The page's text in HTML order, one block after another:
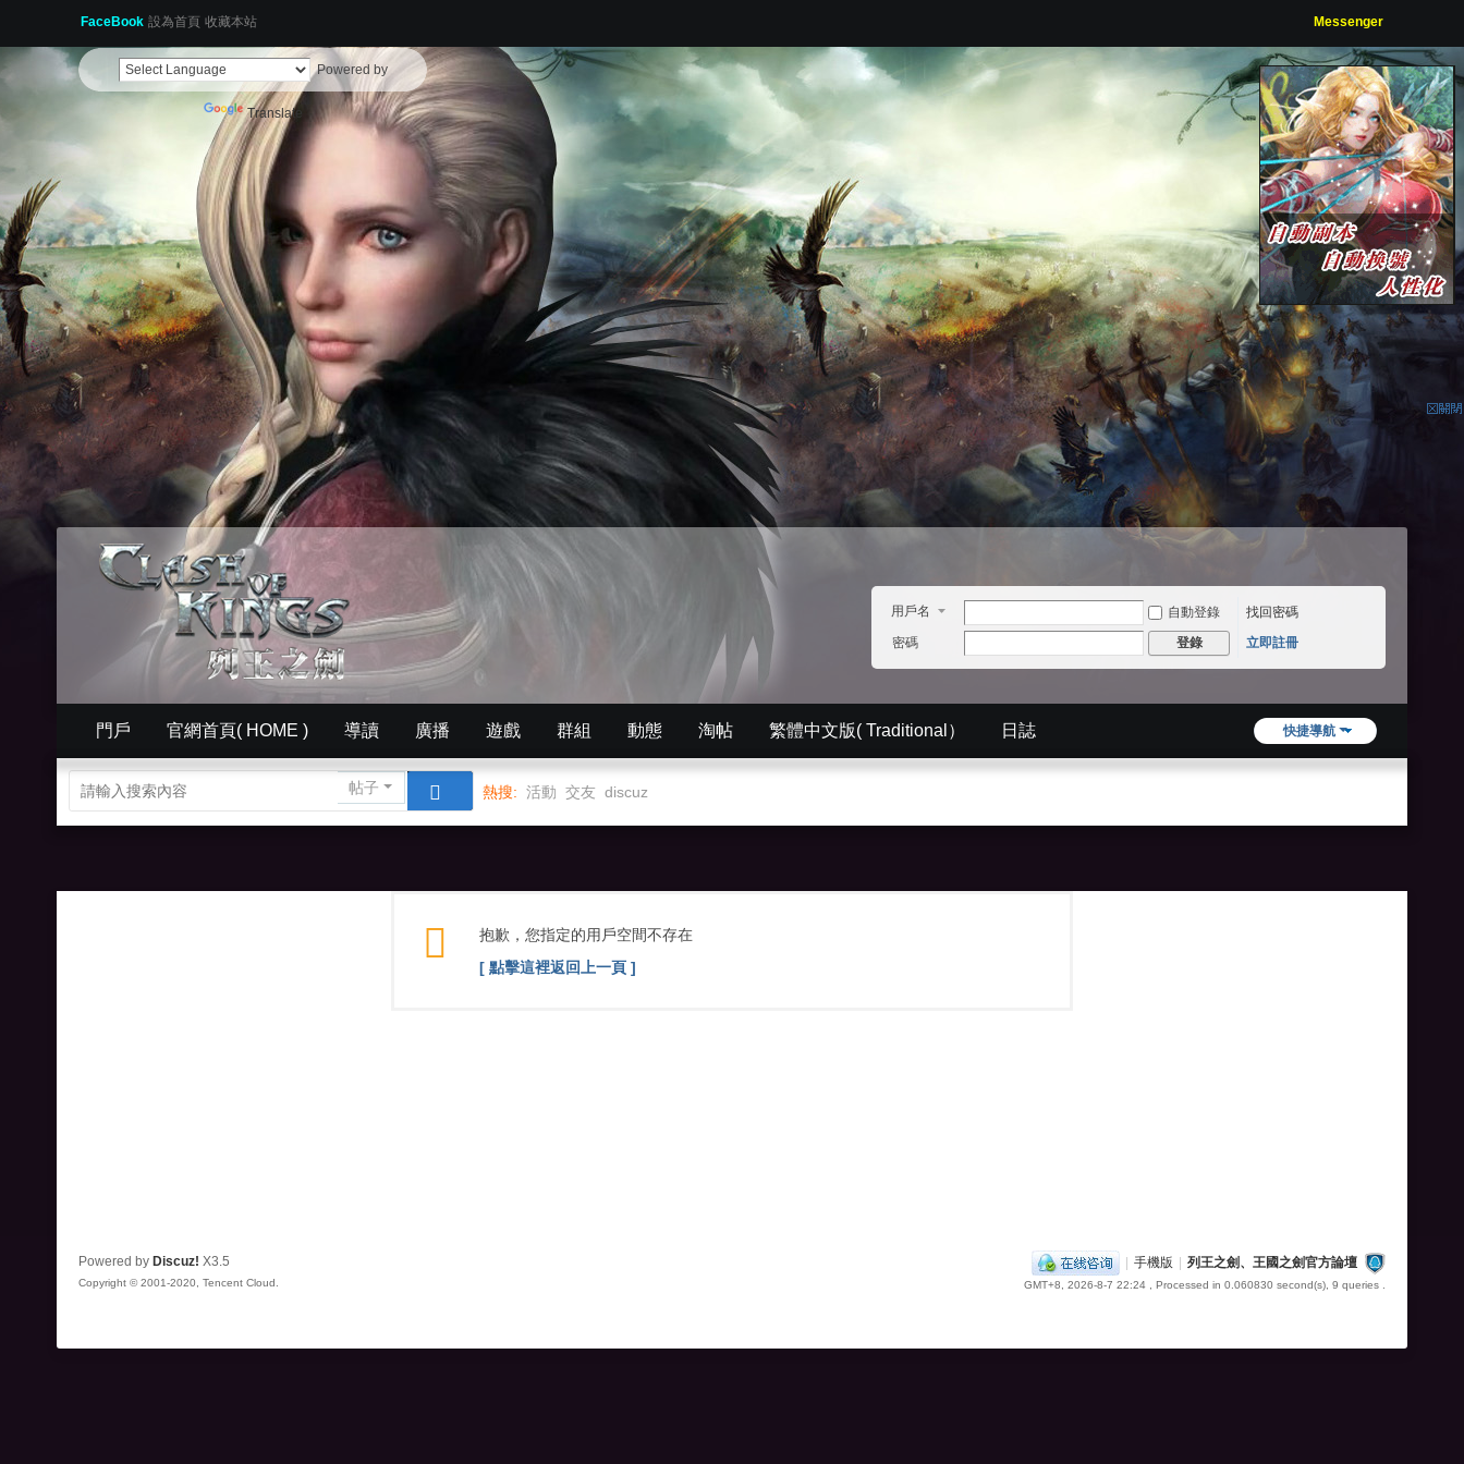
FaceBook 設為首頁 收藏本站 Messenger
Powered by
Translate
用戶名 自動登錄
找回密碼
密碼
登錄 立即註冊
快捷導航
門戶 官網首頁( HOME ) 導讀 廣播 遊戲 群組 動態 淘帖 繁體中文版( Traditional） 日誌
簡體中文版（ Simplified） 相冊 英文版官網（English）
帖子 熱搜: 活動 交友 discuz
抱歉，您指定的用戶空間不存在
[ 點擊這裡返回上一頁 ]
| 手機版 | 列王之劍、王國之劍官方論壇
GMT+8, 2026-8-7 22:24 , Processed in 0.060830 second(s), 9 queries .
Powered by Discuz! X3.5
Copyright © 2001-2020, Tencent Cloud.